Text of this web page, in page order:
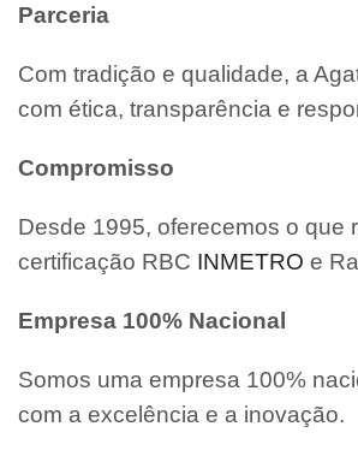
Parceria
Com tradição e qualidade, a
com ética, transparência e
Compromisso
Desde 1995, oferecemos o que
certificação RBC INMETRO e
Empresa 100% Nacional
Somos uma empresa 100%
com a excelência e a inovação.